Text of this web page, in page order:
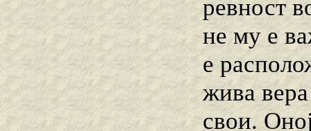
ревност
не му е
е
жива
свои.